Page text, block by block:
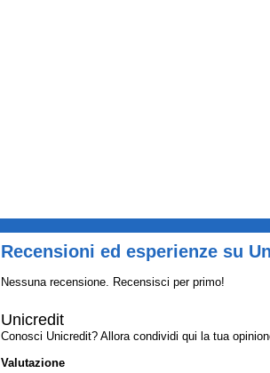
Recensioni ed esperienze su
Nessuna recensione. Recensisci per primo!
Unicredit
Conosci Unicredit? Allora condividi qui la tua
Valutazione